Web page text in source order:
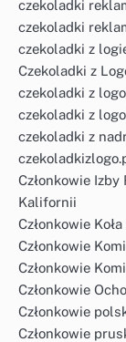
czekoladki
czekoladki
czekoladki z
Czekoladki z
czekoladki z
czekoladki z
czekoladki z
Członkowie
Kalifornii
Członkowie
Członkowie
Członkowie
Członkowie
Członkowie
Członkowie